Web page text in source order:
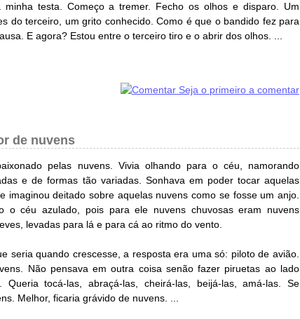
testa. Começo a tremer. Fecho os olhos e disparo. Um
do terceiro, um grito conhecido. Como é que o bandido fez para
E agora? Estou entre o terceiro tiro e o abrir dos olhos. ...
Seja o primeiro a comentar
de nuvens
pelas nuvens. Vivia olhando para o céu, namorando
e de formas tão variadas. Sonhava em poder tocar aquelas
imaginou deitado sobre aquelas nuvens como se fosse um anjo.
o céu azulado, pois para ele nuvens chuvosas eram nuvens
levadas para lá e para cá ao ritmo do vento.
seria quando crescesse, a resposta era uma só: piloto de avião.
Não pensava em outra coisa senão fazer piruetas ao lado
tocá-las, abraçá-las, cheirá-las, beijá-las, amá-las. Se
Melhor, ficaria grávido de nuvens. ...